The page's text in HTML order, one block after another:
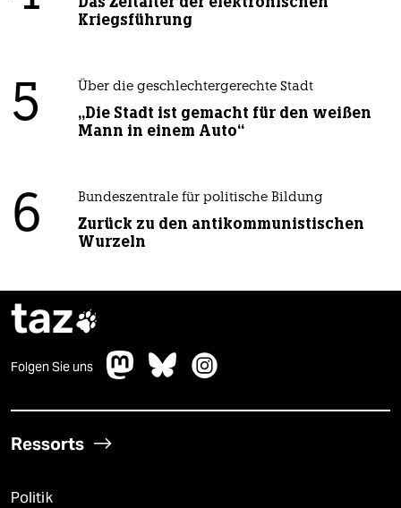
Kriegsführung
5 Über die geschlechtergerechte Stadt
„Die Stadt ist gemacht für den weißen
Mann in einem Auto“
6 Bundeszentrale für politische Bildung
Zurück zu den antikommunistischen
Wurzeln
taz
Folgen Sie uns
Ressorts
Politik